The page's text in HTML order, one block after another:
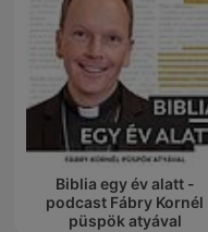
Biblia egy év alatt -
podcast Fábry Kornél
püspök atyával